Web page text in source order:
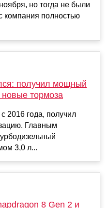
но тогда не были
компания полностью
получил мощный
тормоза
2016 года, получил
Главным
3,0 л...
8 Gen 2 и